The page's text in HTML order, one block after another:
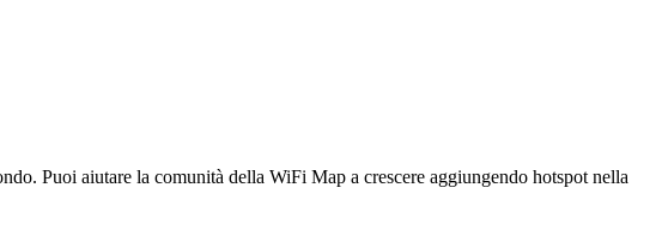
Puoi aiutare la comunità della WiFi Map a crescere aggiungendo hotspot nella